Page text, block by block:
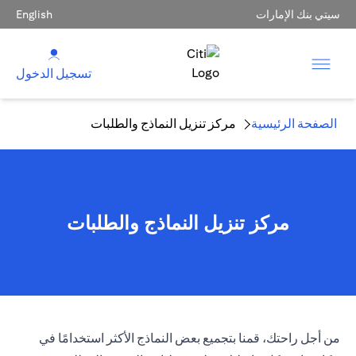
سيتي بنك الإمارات English
تسجيل الدخول
الصفحة الرئيسية مركز تنزيل النماذج والطلبات
مركز تنزيل النماذج والطلبات
من أجل راحتك، قمنا بتجميع بعض النماذج الأكثر استخدامًا في